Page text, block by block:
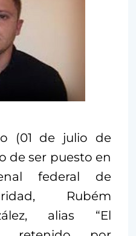
(01 de julio de
de ser puesto en
federal de
Rubém
alias “El